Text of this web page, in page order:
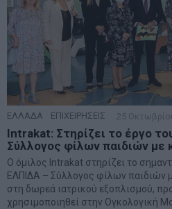
ΕΛΛΑΔΑ ΕΠΙΧΕΙΡΗΣΕΙΣ 25
Intrakat: Στηρίζει το έργο
Σύλλογος φίλων παιδιών με
Ο όμιλος Intrakat στηρίζει το
ΕΛΠΙΔΑ – Σύλλογος φίλων παιδιών
στη δωρεά ιατρικού εξοπλισμού,
χρησιμοποιηθεί στην Ογκολογική